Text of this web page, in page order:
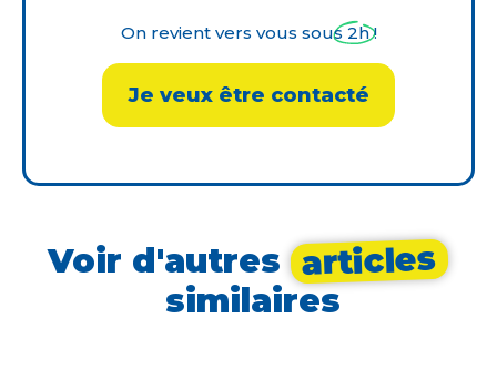
On revient vers vous sous 2h !
Je veux être contacté
Voir d'autres articles
similaires